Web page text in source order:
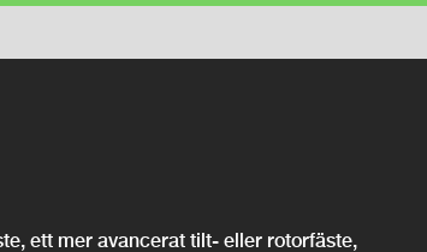
ett mer avancerat tilt- eller rotorfäste,